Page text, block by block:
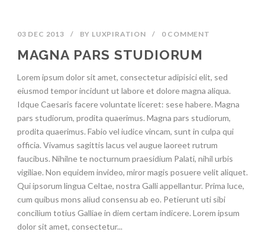
03 DEC 2013 / BY LUXPIRATION / 0 COMMENT
MAGNA PARS STUDIORUM
Lorem ipsum dolor sit amet, consectetur adipisici elit, sed
eiusmod tempor incidunt ut labore et dolore magna aliqua.
Idque Caesaris facere voluntate liceret: sese habere. Magna
pars studiorum, prodita quaerimus. Magna pars studiorum,
prodita quaerimus. Fabio vel iudice vincam, sunt in culpa qui
officia. Vivamus sagittis lacus vel augue laoreet rutrum
faucibus. Nihilne te nocturnum praesidium Palati, nihil urbis
vigiliae. Non equidem invideo, miror magis posuere velit aliquet.
Qui ipsorum lingua Celtae, nostra Galli appellantur. Prima luce,
cum quibus mons aliud consensu ab eo. Petierunt uti sibi
concilium totius Galliae in diem certam indicere. Lorem ipsum
dolor sit amet, consectetur...